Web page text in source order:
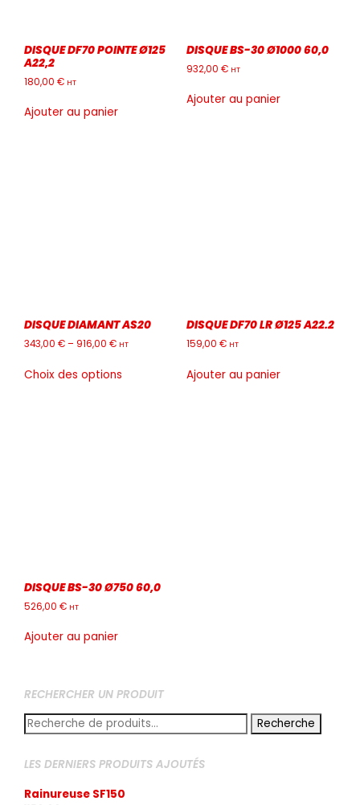
DISQUE DF70 POINTE Ø125
A22,2
180,00 € HT
Ajouter au panier
DISQUE BS-30 Ø1000 60,0
932,00 € HT
Ajouter au panier
DISQUE DIAMANT AS20
343,00 €– 916,00 € HT
Choix des options
produit
DISQUE DF70 LR Ø125 A22.2
159,00 € HT
Ajouter au panier
DISQUE BS-30 Ø750 60,0
526,00 € HT
Ajouter au panier
RECHERCHER UN PRODUIT
Recherche
pour :
Recherche
LES DERNIERS PRODUITS AJOUTÉS
Rainureuse SF150